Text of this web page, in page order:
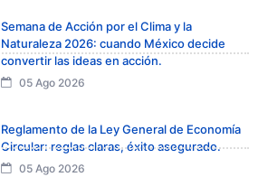
Semana de Acción por el Clima y la
Naturaleza 2026: cuando México decide
convertir las ideas en acción.
05 Ago 2026
Reglamento de la Ley General de Economía
Circular: reglas claras, éxito asegurado.
05 Ago 2026